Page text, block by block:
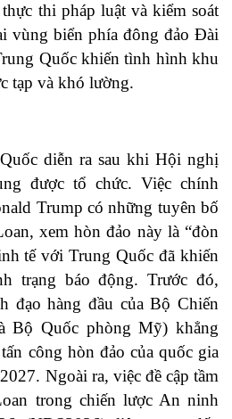
thi pháp luật và kiểm soát
vùng biển phía đông đảo Đài
Quốc khiến tình hình khu
tạp và khó lường.
diễn ra sau khi Hội nghị
được tổ chức. Việc chính
Trump có những tuyên bố
xem hòn đảo này là “đòn
tế với Trung Quốc đã khiến
trạng báo động. Trước đó,
đạo hàng đầu của Bộ Chiến
Bộ Quốc phòng Mỹ) khẳng
công hòn đảo của quốc gia
Ngoài ra, việc đề cập tầm
trong chiến lược An ninh